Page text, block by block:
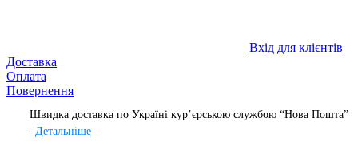
Вхід для клієнтів
Доставка
Оплата
Повернення
Швидка доставка по Україні курʼєрською службою “Нова Пошта”
– Детальніше